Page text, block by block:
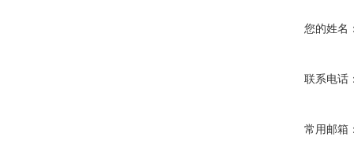
您的姓名
联系电话
常用邮箱